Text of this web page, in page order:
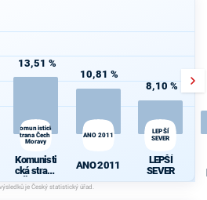
13,51 %
Komunistická
strana Čech a
Moravy
Komunisti
cká strana
Čech a
Moravy
10,81 %
ANO 2011
ANO 2011
8,10 %
LEPŠÍ
SEVER
LEPŠÍ
SEVER